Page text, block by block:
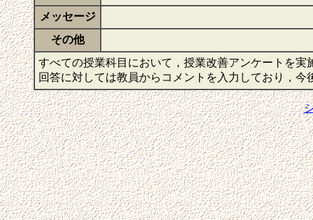
メッセージ
その他
すべての授業科目において，授業改善アンケートを
回答に対しては教員からコメントを入力しており，